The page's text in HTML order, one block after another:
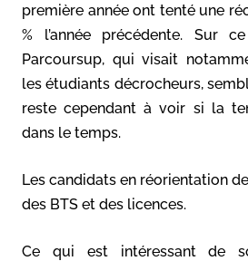
première année ont tenté une
% l’année précédente. Sur
Parcoursup, qui visait
les étudiants décrocheurs,
reste cependant à voir si la
dans le temps.
Les candidats en réorientation
des BTS et des licences.
Ce qui est intéressant de